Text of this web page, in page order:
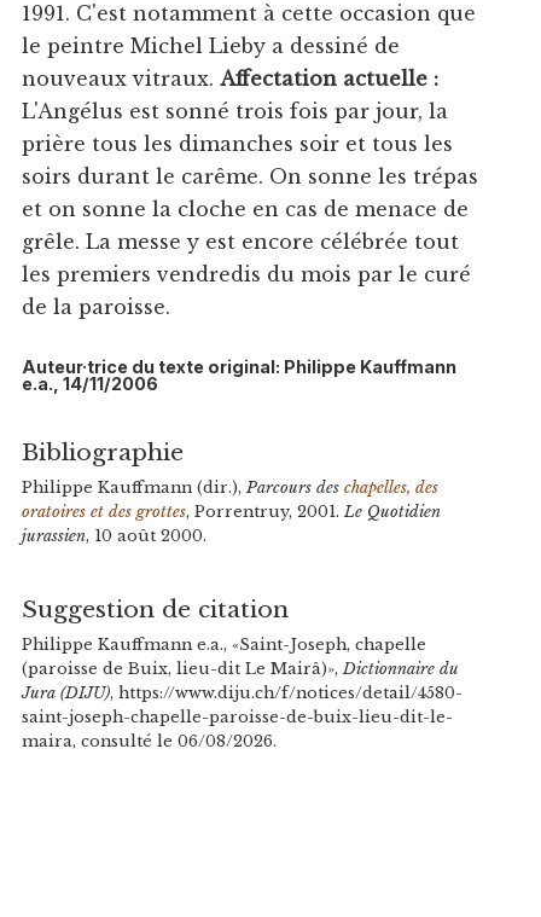
1991. C'est notamment à cette occasion que
le peintre Michel Lieby a dessiné de
nouveaux vitraux. Affectation actuelle :
L'Angélus est sonné trois fois par jour, la
prière tous les dimanches soir et tous les
soirs durant le carême. On sonne les trépas
et on sonne la cloche en cas de menace de
grêle. La messe y est encore célébrée tout
les premiers vendredis du mois par le curé
de la paroisse.
Auteur·trice du texte original: Philippe Kauffmann
e.a., 14/11/2006
Bibliographie
Philippe Kauffmann (dir.), Parcours des chapelles, des
oratoires et des grottes, Porrentruy, 2001.Le Quotidien
jurassien, 10 août 2000.
Suggestion de citation
Philippe Kauffmann e.a., «Saint-Joseph, chapelle
(paroisse de Buix, lieu-dit Le Mairâ)», Dictionnaire du
Jura (DIJU), https://www.diju.ch/f/notices/detail/4580-
saint-joseph-chapelle-paroisse-de-buix-lieu-dit-le-
maira, consulté le 06/08/2026.